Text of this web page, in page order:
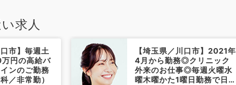
求人
口市】毎週土
円の高給バ
ンのご勤務
／非常勤）
【埼玉県／川口市】2021年
4月から勤務◎クリニック
外来のお仕事◎毎週火曜水
曜木曜かた1曜日勤務で日給